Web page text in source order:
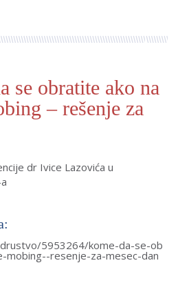
se obratite ako na
– rešenje za
dr Ivice Lazovića u
5953264/kome-da-se-ob
resenje-za-mesec-dan